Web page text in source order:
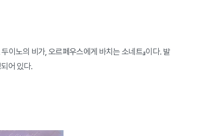
이노의 비가, 오르페우스에게 바치는 소네트』이다. 발
어 있다.